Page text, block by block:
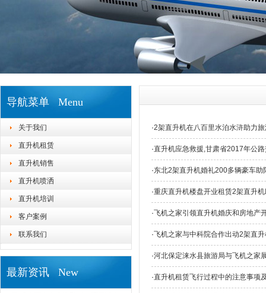
导航菜单 Menu
关于我们
直升机租赁
直升机销售
直升机喷洒
直升机培训
客户案例
联系我们
最新资讯 New
·2架直升机在八百里水泊水浒助力
·直升机应急救援,甘肃省2017年公
·东北2架直升机婚礼200多辆豪车助
·重庆直升机楼盘开业租赁2架直升
·飞机之家引领直升机婚庆和房地产
·飞机之家与中科院合作出动2架直
·河北保定涞水县旅游局与飞机之家
·直升机租赁飞行过程中的注意事项